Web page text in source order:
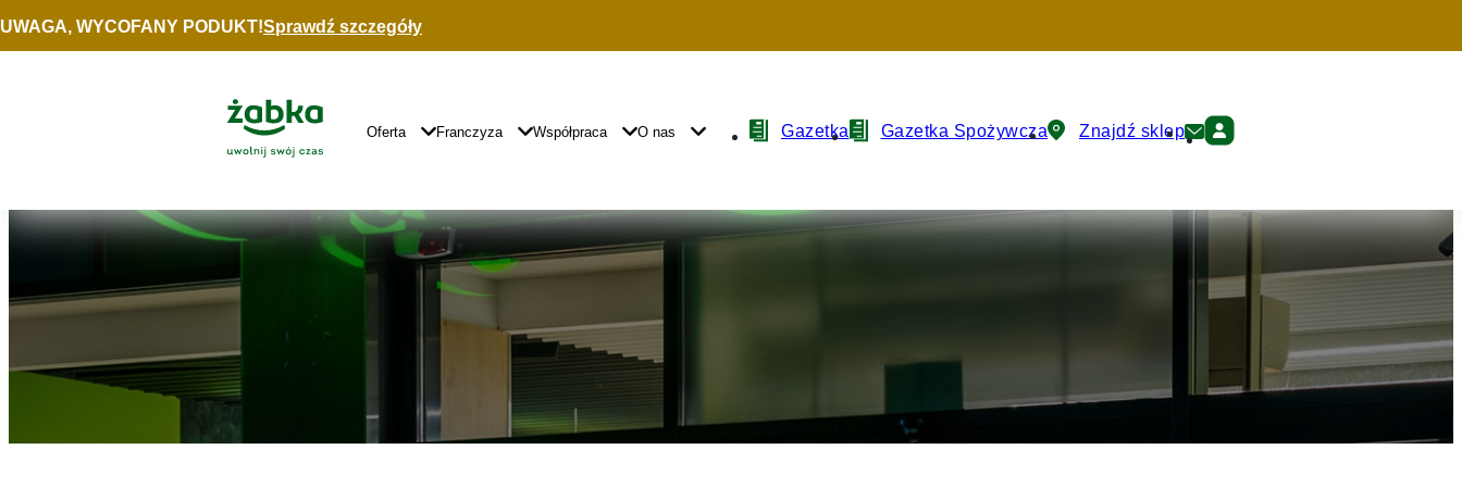
Idź do treści
UWAGA, WYCOFANY PODUKT!Sprawdź szczegóły
Główne
Logo
Główna
Nawigacja
Oferta Franczyza Współpraca O nas
NawigacjaGazetka Gazetka Spożywcza Znajdź sklep